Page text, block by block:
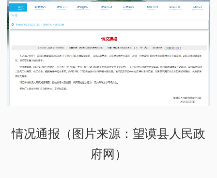
情况通报（图片来源：望谟县人民政
府网）